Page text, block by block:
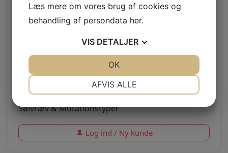
Goldcross natur
Sølvræv & Mutationstyper
Log ind / Ny kunde
Læs mere om vores brug af cookies og
behandling af persondata her.
VIS DETALJER
AFVIS ALLE
OK